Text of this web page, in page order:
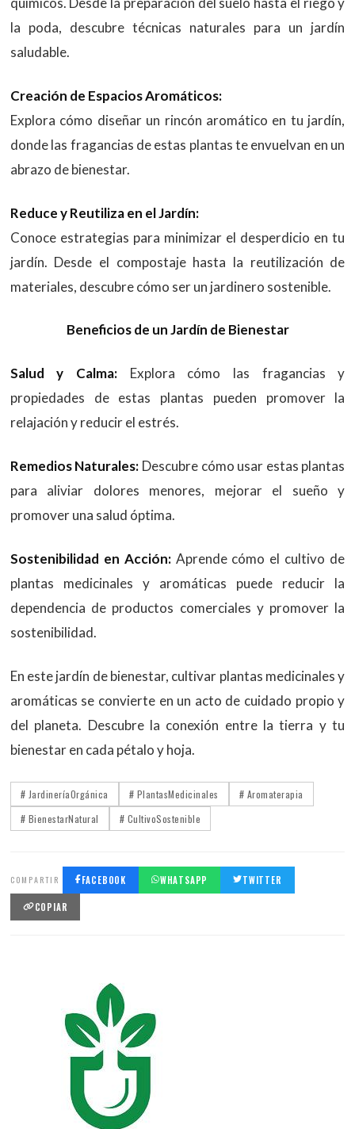
la poda, descubre técnicas naturales para un jardín
saludable.
Creación de Espacios Aromáticos:
Explora cómo diseñar un rincón aromático en tu jardín,
donde las fragancias de estas plantas te envuelvan en un
abrazo de bienestar.
Reduce y Reutiliza en el Jardín:
Conoce estrategias para minimizar el desperdicio en tu
jardín. Desde el compostaje hasta la reutilización de
materiales, descubre cómo ser un jardinero sostenible.
Beneficios de un Jardín de Bienestar
Salud y Calma: Explora cómo las fragancias y
propiedades de estas plantas pueden promover la
relajación y reducir el estrés.
Remedios Naturales: Descubre cómo usar estas plantas
para aliviar dolores menores, mejorar el sueño y
promover una salud óptima.
Sostenibilidad en Acción: Aprende cómo el cultivo de
plantas medicinales y aromáticas puede reducir la
dependencia de productos comerciales y promover la
sostenibilidad.
En este jardín de bienestar, cultivar plantas medicinales y
aromáticas se convierte en un acto de cuidado propio y
del planeta. Descubre la conexión entre la tierra y tu
bienestar en cada pétalo y hoja.
# JardineríaOrgánica # PlantasMedicinales
# Aromaterapia
# BienestarNatural
# CultivoSostenible
COMPARTIR FACEBOOK WHATSAPP TWITTER
COPIAR